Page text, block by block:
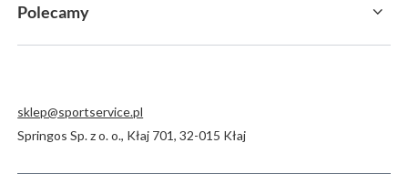
Polecamy
sklep@sportservice.pl
Springos Sp. z o. o., Kłaj 701,32-015 Kłaj